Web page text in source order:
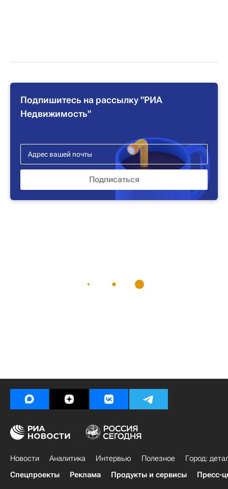
Подпишитесь на рассылку "РИА
Недвижимость"
Новости Аналитика Интервью Полезное
Город:
Спецпроекты
Реклама Продукты и сервисы Пресс-